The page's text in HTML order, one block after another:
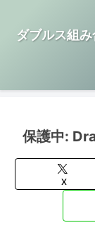
ダブルス組
保護中:
X